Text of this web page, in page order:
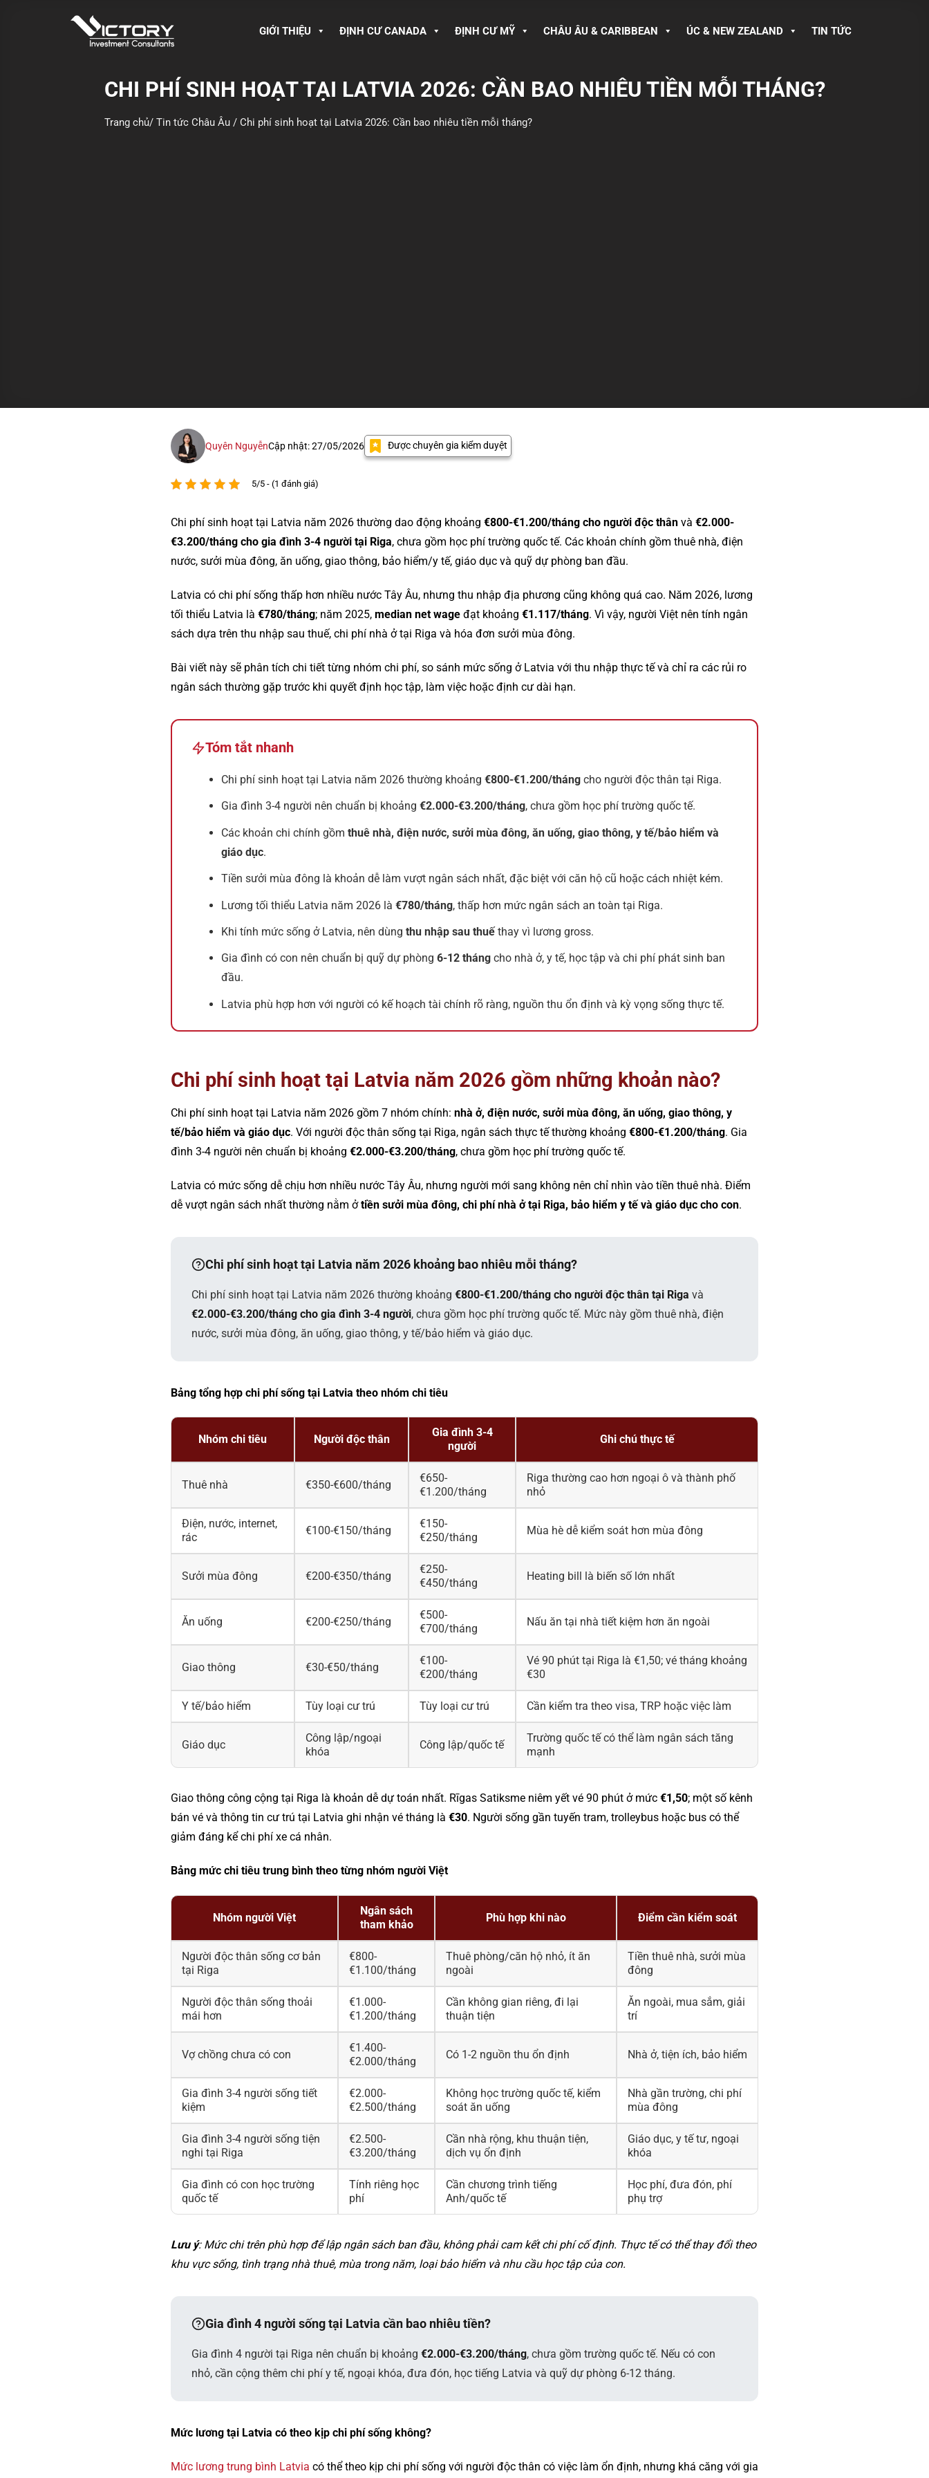
GIỚI THIỆU ĐỊNH CƯ CANADA ĐỊNH CƯ MỸ CHÂU ÂU & CARIBBEAN ÚC & NEW ZEALAND TIN TỨC
CHI PHÍ SINH HOẠT TẠI LATVIA 2026: CẦN BAO NHIÊU TIỀN MỖI THÁNG?
Trang chủ/ Tin tức Châu Âu / Chi phí sinh hoạt tại Latvia 2026: Cần bao nhiêu tiền mỗi tháng?
Quyên NguyễnCập nhật: 27/05/2026 Được chuyên gia kiểm duyệt
5/5 - (1 đánh giá)
Chi phí sinh hoạt tại Latvia năm 2026 thường dao động khoảng €800-€1.200/tháng cho người độc thân và €2.000-
€3.200/tháng cho gia đình 3-4 người tại Riga, chưa gồm học phí trường quốc tế. Các khoản chính gồm thuê nhà, điện
nước, sưởi mùa đông, ăn uống, giao thông, bảo hiểm/y tế, giáo dục và quỹ dự phòng ban đầu.
Latvia có chi phí sống thấp hơn nhiều nước Tây Âu, nhưng thu nhập địa phương cũng không quá cao. Năm 2026, lương
tối thiểu Latvia là €780/tháng; năm 2025, median net wage đạt khoảng €1.117/tháng. Vì vậy, người Việt nên tính ngân
sách dựa trên thu nhập sau thuế, chi phí nhà ở tại Riga và hóa đơn sưởi mùa đông.
Bài viết này sẽ phân tích chi tiết từng nhóm chi phí, so sánh mức sống ở Latvia với thu nhập thực tế và chỉ ra các rủi ro
ngân sách thường gặp trước khi quyết định học tập, làm việc hoặc định cư dài hạn.
Tóm tắt nhanh
Chi phí sinh hoạt tại Latvia năm 2026 thường khoảng €800-€1.200/thángcho người độc thân tại Riga.
Gia đình 3-4 người nên chuẩn bị khoảng €2.000-€3.200/tháng, chưa gồm học phí trường quốc tế.
Các khoản chi chính gồm thuê nhà, điện nước, sưởi mùa đông, ăn uống, giao thông, y tế/bảo hiểm và
giáo dục.
Tiền sưởi mùa đông là khoản dễ làm vượt ngân sách nhất, đặc biệt với căn hộ cũ hoặc cách nhiệt kém.
Lương tối thiểu Latvia năm 2026 là €780/tháng, thấp hơn mức ngân sách an toàn tại Riga.
Khi tính mức sống ở Latvia, nên dùng thu nhập sau thuếthay vì lương gross.
Gia đình có con nên chuẩn bị quỹ dự phòng 6-12 thángcho nhà ở, y tế, học tập và chi phí phát sinh ban
đầu.
Latvia phù hợp hơn với người có kế hoạch tài chính rõ ràng, nguồn thu ổn định và kỳ vọng sống thực tế.
Chi phí sinh hoạt tại Latvia năm 2026 gồm những khoản nào?
Chi phí sinh hoạt tại Latvia năm 2026 gồm 7 nhóm chính: nhà ở, điện nước, sưởi mùa đông, ăn uống, giao thông, y
tế/bảo hiểm và giáo dục. Với người độc thân sống tại Riga, ngân sách thực tế thường khoảng €800-€1.200/tháng. Gia
đình 3-4 người nên chuẩn bị khoảng €2.000-€3.200/tháng, chưa gồm học phí trường quốc tế.
Latvia có mức sống dễ chịu hơn nhiều nước Tây Âu, nhưng người mới sang không nên chỉ nhìn vào tiền thuê nhà. Điểm
dễ vượt ngân sách nhất thường nằm ởtiền sưởi mùa đông, chi phí nhà ở tại Riga, bảo hiểm y tế và giáo dục cho con.
Chi phí sinh hoạt tại Latvia năm 2026 khoảng bao nhiêu mỗi tháng?
Chi phí sinh hoạt tại Latvia năm 2026 thường khoảng €800-€1.200/tháng cho người độc thân tại Riga và
€2.000-€3.200/tháng cho gia đình 3-4 người, chưa gồm học phí trường quốc tế. Mức này gồm thuê nhà, điện
nước, sưởi mùa đông, ăn uống, giao thông, y tế/bảo hiểm và giáo dục.
Bảng tổng hợp chi phí sống tại Latvia theo nhóm chi tiêu
Nhóm chi tiêu Người độc thân
Gia đình 3-4
người
Ghi chú thực tế
Thuê nhà €350-€600/tháng
€650-
€1.200/tháng
Riga thường cao hơn ngoại ô và thành phố
nhỏ
Điện, nước, internet,
rác
€100-€150/tháng
€150-
€250/tháng
Mùa hè dễ kiểm soát hơn mùa đông
Sưởi mùa đông €200-€350/tháng
€250-
€450/tháng
Heating bill là biến số lớn nhất
Ăn uống €200-€250/tháng
€500-
€700/tháng
Nấu ăn tại nhà tiết kiệm hơn ăn ngoài
Giao thông €30-€50/tháng
€100-
€200/tháng
Vé 90 phút tại Riga là €1,50; vé tháng khoảng
€30
Y tế/bảo hiểm Tùy loại cư trú Tùy loại cư trú Cần kiểm tra theo visa, TRP hoặc việc làm
Giáo dục
Công lập/ngoại
khóa
Công lập/quốc tế
Trường quốc tế có thể làm ngân sách tăng
mạnh
Giao thông công cộng tại Riga là khoản dễ dự toán nhất. Rīgas Satiksme niêm yết vé 90 phút ở mức €1,50; một số kênh
bán vé và thông tin cư trú tại Latvia ghi nhận vé tháng là €30. Người sống gần tuyến tram, trolleybus hoặc bus có thể
giảm đáng kể chi phí xe cá nhân.
Bảng mức chi tiêu trung bình theo từng nhóm người Việt
Nhóm người Việt
Ngân sách
tham khảo
Phù hợp khi nào Điểm cần kiểm soát
Người độc thân sống cơ bản
tại Riga
€800-
€1.100/tháng
Thuê phòng/căn hộ nhỏ, ít ăn
ngoài
Tiền thuê nhà, sưởi mùa
đông
Người độc thân sống thoải
mái hơn
€1.000-
€1.200/tháng
Cần không gian riêng, đi lại
thuận tiện
Ăn ngoài, mua sắm, giải
trí
Vợ chồng chưa có con
€1.400-
€2.000/tháng
Có 1-2 nguồn thu ổn định Nhà ở, tiện ích, bảo hiểm
Gia đình 3-4 người sống tiết
kiệm
€2.000-
€2.500/tháng
Không học trường quốc tế, kiểm
soát ăn uống
Nhà gần trường, chi phí
mùa đông
Gia đình 3-4 người sống tiện
nghi tại Riga
€2.500-
€3.200/tháng
Cần nhà rộng, khu thuận tiện,
dịch vụ ổn định
Giáo dục, y tế tư, ngoại
khóa
Gia đình có con học trường
quốc tế
Tính riêng học
phí
Cần chương trình tiếng
Anh/quốc tế
Học phí, đưa đón, phí
phụ trợ
Lưu ý: Mức chi trên phù hợp để lập ngân sách ban đầu, không phải cam kết chi phí cố định. Thực tế có thể thay đổi theo
khu vực sống, tình trạng nhà thuê, mùa trong năm, loại bảo hiểm và nhu cầu học tập của con.
Gia đình 4 người sống tại Latvia cần bao nhiêu tiền?
Gia đình 4 người tại Riga nên chuẩn bị khoảng €2.000-€3.200/tháng, chưa gồm trường quốc tế. Nếu có con
nhỏ, cần cộng thêm chi phí y tế, ngoại khóa, đưa đón, học tiếng Latvia và quỹ dự phòng 6-12 tháng.
Mức lương tại Latvia có theo kịp chi phí sống không?
Mức lương trung bình Latvia có thể theo kịp chi phí sống với người độc thân có việc làm ổn định, nhưng khá căng với gia